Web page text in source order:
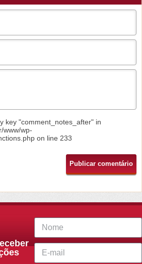
key "comment_notes_after" in
www/wp-
on line 233